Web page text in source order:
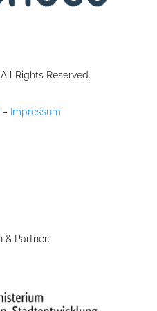
Rights Reserved.
– Impressum
& Partner: